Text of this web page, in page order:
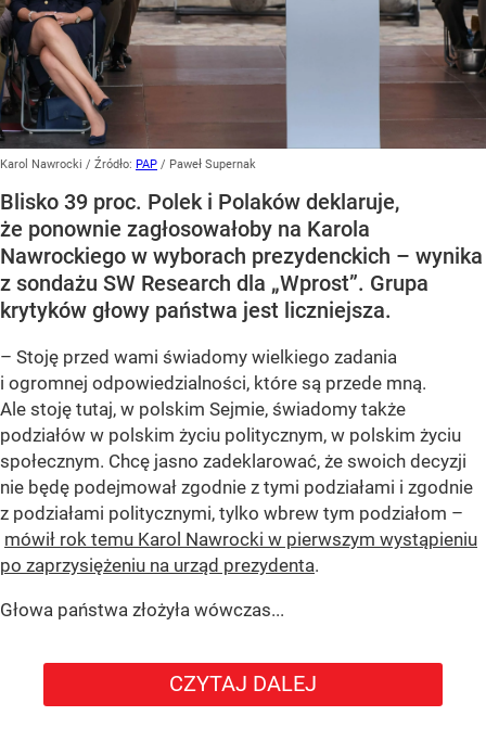
Karol Nawrocki / Źródło: PAP / Paweł Supernak
Blisko 39 proc. Polek i Polaków deklaruje,
że ponownie zagłosowałoby na Karola
Nawrockiego w wyborach prezydenckich – wynika
z sondażu SW Research dla „Wprost”. Grupa
krytyków głowy państwa jest liczniejsza.
– Stoję przed wami świadomy wielkiego zadania
i ogromnej odpowiedzialności, które są przede mną.
Ale stoję tutaj, w polskim Sejmie, świadomy także
podziałów w polskim życiu politycznym, w polskim życiu
społecznym. Chcę jasno zadeklarować, że swoich decyzji
nie będę podejmował zgodnie z tymi podziałami i zgodnie
z podziałami politycznymi, tylko wbrew tym podziałom –
mówił rok temu Karol Nawrocki w pierwszym wystąpieniu
po zaprzysiężeniu na urząd prezydenta.
Głowa państwa złożyła wówczas...
CZYTAJ DALEJ